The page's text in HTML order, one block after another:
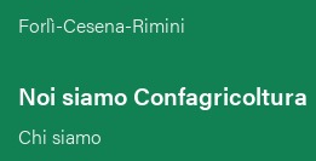
Forlì-Cesena-Rimini
Noi siamo Confagricoltura
Chi siamo